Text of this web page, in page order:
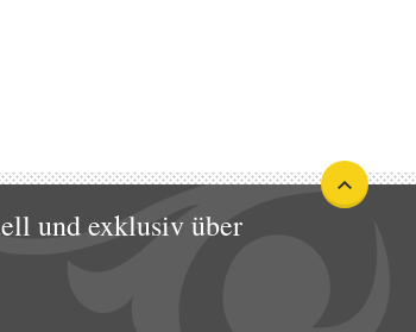
und exklusiv über